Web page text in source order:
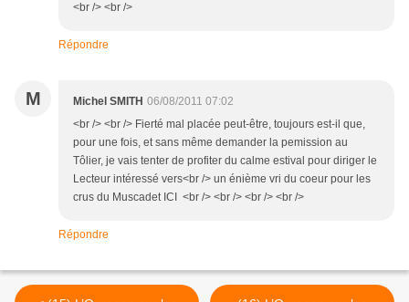
<br /> <br />
Répondre
M Michel SMITH 06/08/2011 07:02
<br /> <br /> Fierté mal placée peut-être, toujours est-il que,
pour une fois, et sans même demander la pemission au
Tôlier, je vais tenter de profiter du calme estival pour diriger le
Lecteur intéressé vers<br /> un énième vri du coeur pour les
crus du Muscadet ICI <br /> <br /> <br /> <br />
Répondre